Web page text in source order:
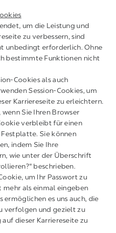
um die Leistung und
zu verbessern, sind
unbedingt erforderlich. Ohne
bestimmte Funktionen nicht
Cookies als auch
Session-Cookies, um
Karriereseite zu erleichtern.
Sie Ihren Browser
verbleibt für einen
Sie können
indem Sie Ihre
wie unter der Überschrift
beschrieben.
um Ihr Passwort zu
mehr als einmal eingeben
ermöglichen es uns auch, die
verfolgen und gezielt zu
dieser Karriereseite zu